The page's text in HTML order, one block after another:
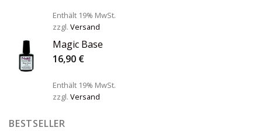
Enthält 19% MwSt.
zzgl. Versand
Magic Base
16,90 €
Enthält 19% MwSt.
zzgl. Versand
BESTSELLER